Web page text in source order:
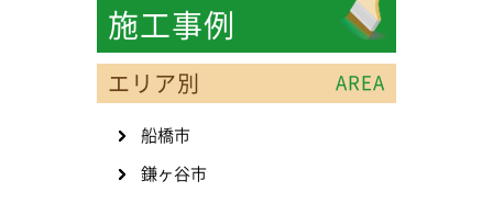
施工事例
エリア別 AREA
船橋市
鎌ヶ谷市